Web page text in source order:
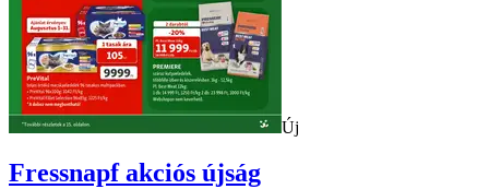
Új
Fressnapfakciós újság